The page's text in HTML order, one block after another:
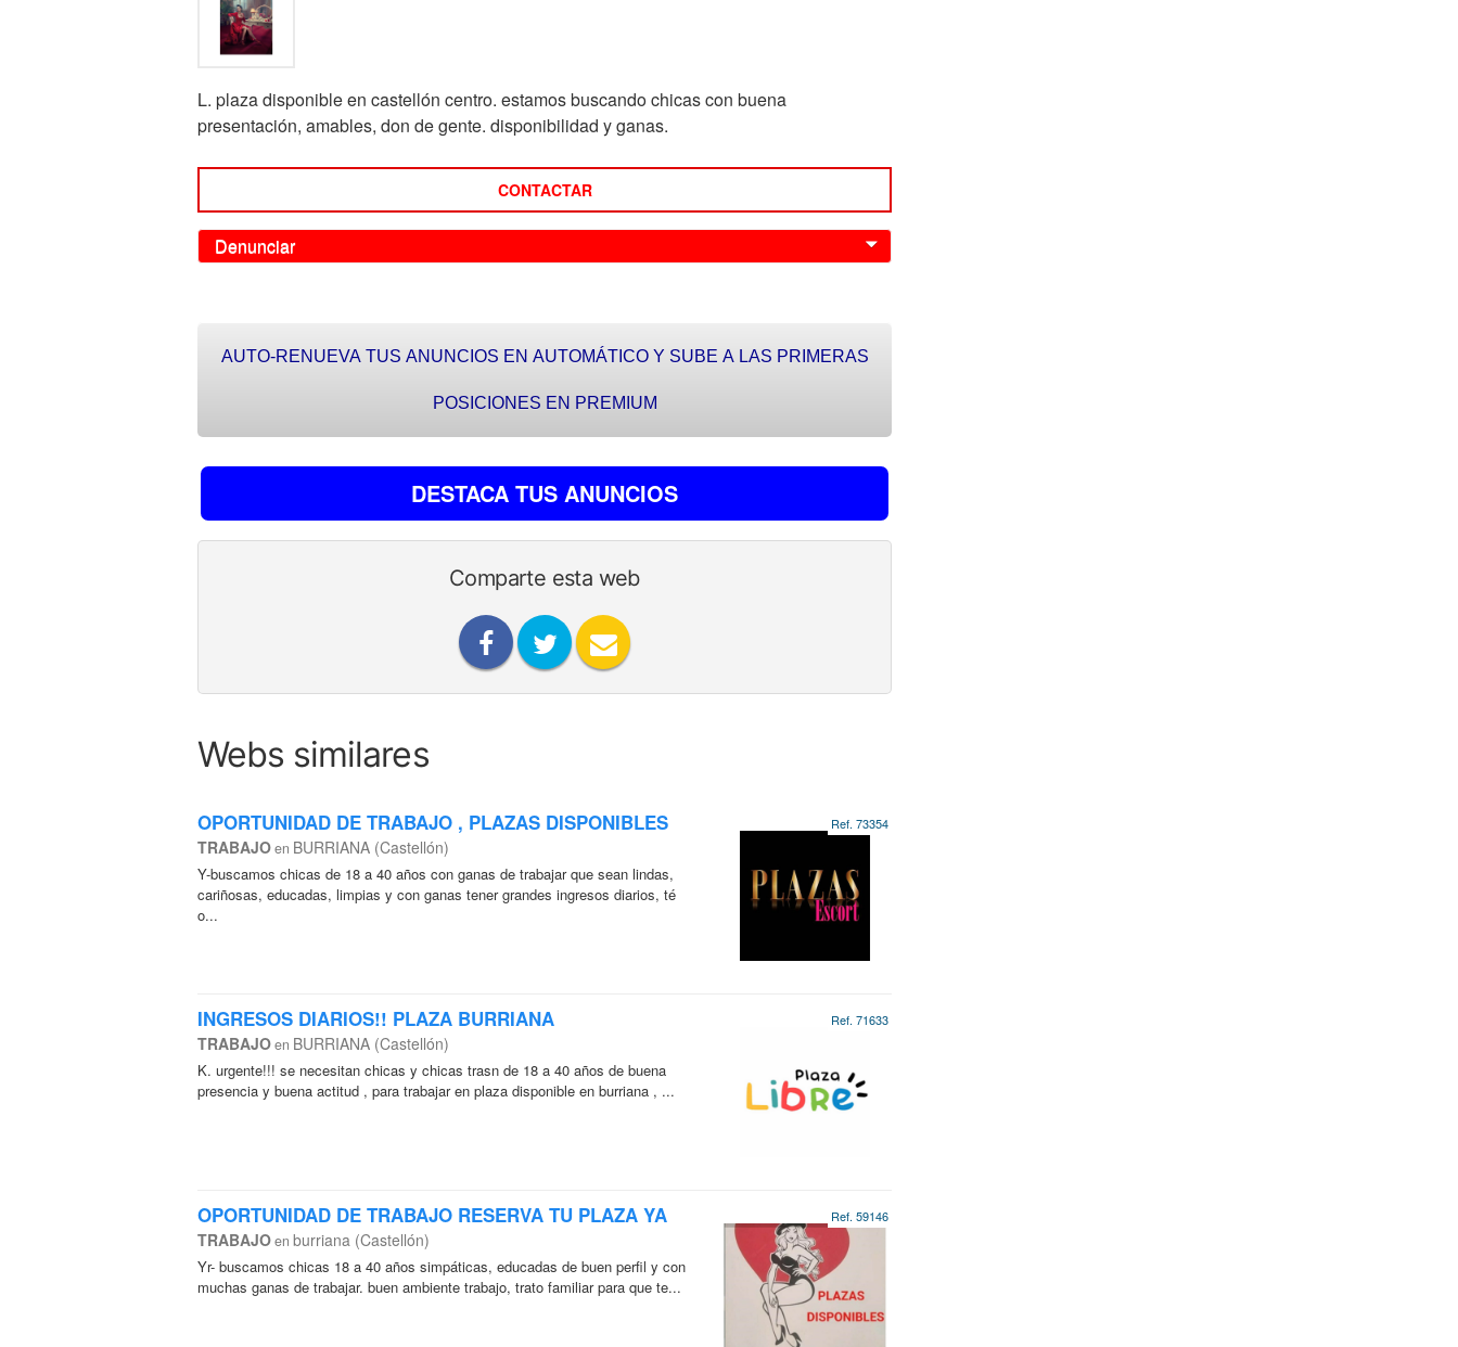
L. plaza disponible en castellón centro. estamos buscando chicas con buena
presentación, amables, don de gente. disponibilidad y ganas.
CONTACTAR
Denunciar 0
AUTO-RENUEVA TUS ANUNCIOS EN AUTOMÁTICO Y SUBE A LAS PRIMERAS
POSICIONES EN PREMIUM
DESTACA TUS ANUNCIOS
Comparte esta web
Webs similares
Ref. 73354
OPORTUNIDAD DE TRABAJO , PLAZAS DISPONIBLES
TRABAJOen BURRIANA (Castellón)
Y-buscamos chicas de 18 a 40 años con ganas de trabajar que sean lindas,
cariñosas, educadas, limpias y con ganas tener grandes ingresos diarios, té
o...
Ref. 71633
INGRESOS DIARIOS!! PLAZA BURRIANA
TRABAJOen BURRIANA (Castellón)
K. urgente!!! se necesitan chicas y chicas trasn de 18 a 40 años de buena
presencia y buena actitud , para trabajar en plaza disponible en burriana , ...
Ref. 59146
OPORTUNIDAD DE TRABAJO RESERVA TU PLAZA YA
TRABAJOen burriana (Castellón)
Yr- buscamos chicas 18 a 40 años simpáticas, educadas de buen perfil y con
muchas ganas de trabajar. buen ambiente trabajo, trato familiar para que te...